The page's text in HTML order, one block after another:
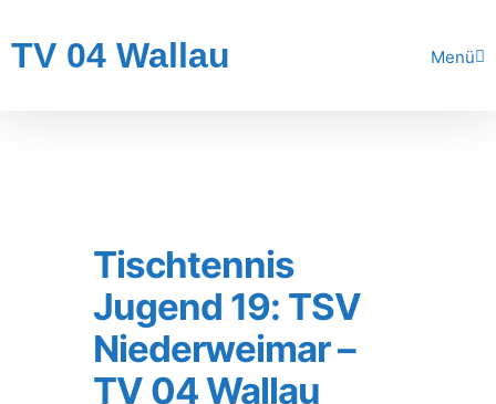
TV 04 Wallau Menü
Tischtennis
Jugend 19: TSV
Niederweimar –
TV 04 Wallau